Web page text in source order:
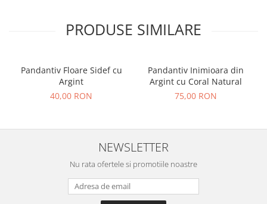
PRODUSE SIMILARE
Pandantiv Floare Sidef cu
Argint
40,00 RON
Pandantiv Inimioara din
Argint cu Coral Natural
75,00 RON
NEWSLETTER
Nu rata ofertele si promotiile noastre